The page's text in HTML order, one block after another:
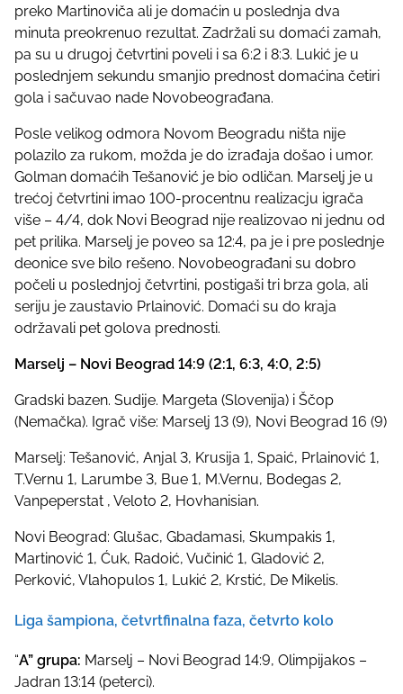
preko Martinoviča ali je domaćin u poslednja dva
minuta preokrenuo rezultat. Zadržali su domaći zamah,
pa su u drugoj četvrtini poveli i sa 6:2 i 8:3. Lukić je u
poslednjem sekundu smanjio prednost domaćina četiri
gola i sačuvao nade Novobeograđana.
Posle velikog odmora Novom Beogradu ništa nije
polazilo za rukom, možda je do izrađaja došao i umor.
Golman domaćih Tešanović je bio odličan. Marselj je u
trećoj četvrtini imao 100-procentnu realizacju igrača
više – 4/4, dok Novi Beograd nije realizovao ni jednu od
pet prilika. Marselj je poveo sa 12:4, pa je i pre poslednje
deonice sve bilo rešeno. Novobeograđani su dobro
počeli u poslednjoj četvrtini, postigaši tri brza gola, ali
seriju je zaustavio Prlainović. Domaći su do kraja
održavali pet golova prednosti.
Marselj – Novi Beograd 14:9 (2:1, 6:3, 4:0, 2:5)
Gradski bazen. Sudije. Margeta (Slovenija) i Ščop
(Nemačka). Igrač više: Marselj 13 (9), Novi Beograd 16 (9)
Marselj: Tešanović, Anjal 3, Krusija 1, Spaić, Prlainović 1,
T.Vernu 1, Larumbe 3, Bue 1, M.Vernu, Bodegas 2,
Vanpeperstat , Veloto 2, Hovhanisian.
Novi Beograd: Glušac, Gbadamasi, Skumpakis 1,
Martinović 1, Ćuk, Radoić, Vučinić 1, Gladović 2,
Perković, Vlahopulos 1, Lukić 2, Krstić, De Mikelis.
Liga šampiona, četvrtfinalna faza, četvrto kolo
“A” grupa: Marselj – Novi Beograd 14:9, Olimpijakos –
Jadran 13:14 (peterci).